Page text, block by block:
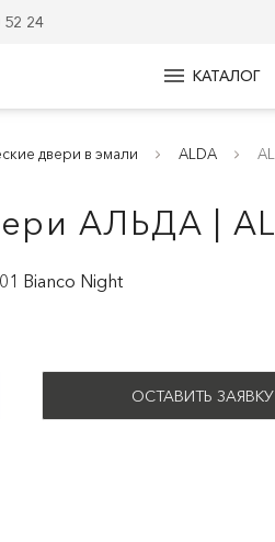
52 24
menu КАТАЛОГ
двери в эмали ALDA
АЛЬДА |
ОСТАВИТЬ ЗАЯВКУ